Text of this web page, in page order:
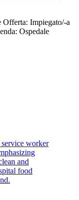
Offerta: Impiegato/-a
Ospedale